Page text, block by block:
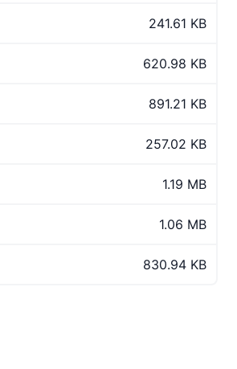
241.61 KB
620.98 KB
891.21 KB
257.02 KB
1.19 MB
1.06 MB
830.94 KB